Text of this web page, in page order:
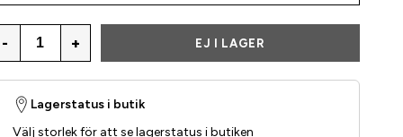
- + EJ I LAGER
Lagerstatus i butik
Välj storlek för att se lagerstatus i butiken